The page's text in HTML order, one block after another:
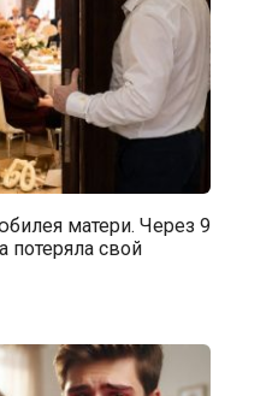
матери. Через 9
потеряла свой